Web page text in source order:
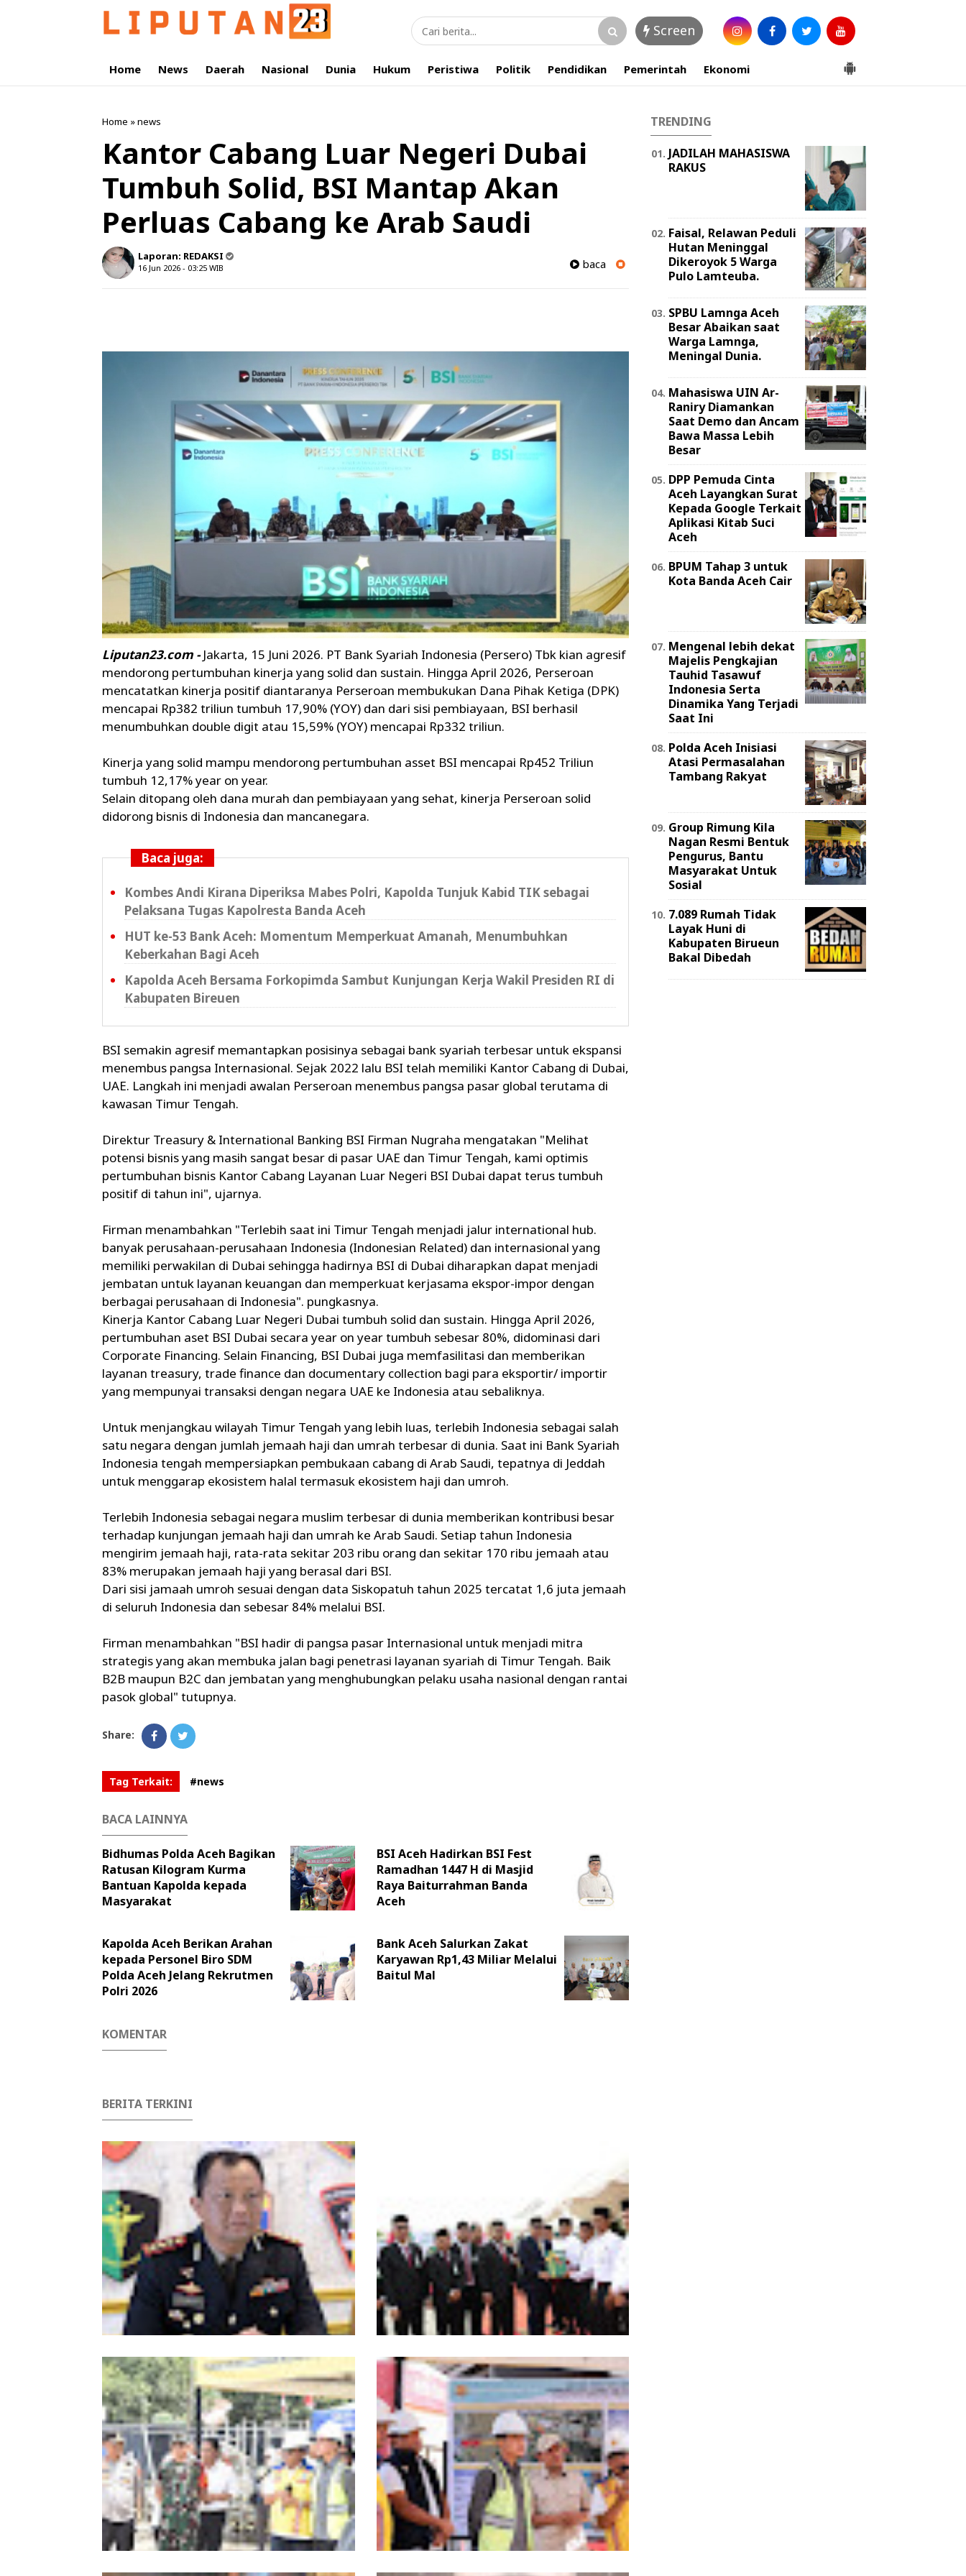
Screen
Home News Daerah Nasional Dunia Hukum Peristiwa Politik Pendidikan Pemerintah Ekonomi
Home »news
Kantor Cabang Luar Negeri Dubai
Tumbuh Solid, BSI Mantap Akan
Perluas Cabang ke Arab Saudi
Laporan: REDAKSI
16 Jun 2026 - 03:25 WIB baca
Liputan23.com -Jakarta, 15 Juni 2026. PT Bank Syariah Indonesia (Persero) Tbk kian agresif
mendorong pertumbuhan kinerja yang solid dan sustain. Hingga April 2026, Perseroan
mencatatkan kinerja positif diantaranya Perseroan membukukan Dana Pihak Ketiga (DPK)
mencapai Rp382 triliun tumbuh 17,90% (YOY) dan dari sisi pembiayaan, BSI berhasil
menumbuhkan double digit atau 15,59% (YOY) mencapai Rp332 triliun.
Kinerja yang solid mampu mendorong pertumbuhan asset BSI mencapai Rp452 Triliun
tumbuh 12,17% year on year.
Selain ditopang oleh dana murah dan pembiayaan yang sehat, kinerja Perseroan solid
didorong bisnis di Indonesia dan mancanegara.
Baca juga:
Kombes Andi Kirana Diperiksa Mabes Polri, Kapolda Tunjuk Kabid TIK sebagai
Pelaksana Tugas Kapolresta Banda Aceh
HUT ke-53 Bank Aceh: Momentum Memperkuat Amanah, Menumbuhkan
Keberkahan Bagi Aceh
Kapolda Aceh Bersama Forkopimda Sambut Kunjungan Kerja Wakil Presiden RI di
Kabupaten Bireuen
BSI semakin agresif memantapkan posisinya sebagai bank syariah terbesar untuk ekspansi
menembus pangsa Internasional. Sejak 2022 lalu BSI telah memiliki Kantor Cabang di Dubai,
UAE. Langkah ini menjadi awalan Perseroan menembus pangsa pasar global terutama di
kawasan Timur Tengah.
Direktur Treasury & International Banking BSI Firman Nugraha mengatakan "Melihat
potensi bisnis yang masih sangat besar di pasar UAE dan Timur Tengah, kami optimis
pertumbuhan bisnis Kantor Cabang Layanan Luar Negeri BSI Dubai dapat terus tumbuh
positif di tahun ini", ujarnya.
Firman menambahkan "Terlebih saat ini Timur Tengah menjadi jalur international hub.
banyak perusahaan-perusahaan Indonesia (Indonesian Related) dan internasional yang
memiliki perwakilan di Dubai sehingga hadirnya BSI di Dubai diharapkan dapat menjadi
jembatan untuk layanan keuangan dan memperkuat kerjasama ekspor-impor dengan
berbagai perusahaan di Indonesia". pungkasnya.
Kinerja Kantor Cabang Luar Negeri Dubai tumbuh solid dan sustain. Hingga April 2026,
pertumbuhan aset BSI Dubai secara year on year tumbuh sebesar 80%, didominasi dari
Corporate Financing. Selain Financing, BSI Dubai juga memfasilitasi dan memberikan
layanan treasury, trade finance dan documentary collection bagi para eksportir/ importir
yang mempunyai transaksi dengan negara UAE ke Indonesia atau sebaliknya.
Untuk menjangkau wilayah Timur Tengah yang lebih luas, terlebih Indonesia sebagai salah
satu negara dengan jumlah jemaah haji dan umrah terbesar di dunia. Saat ini Bank Syariah
Indonesia tengah mempersiapkan pembukaan cabang di Arab Saudi, tepatnya di Jeddah
untuk menggarap ekosistem halal termasuk ekosistem haji dan umroh.
Terlebih Indonesia sebagai negara muslim terbesar di dunia memberikan kontribusi besar
terhadap kunjungan jemaah haji dan umrah ke Arab Saudi. Setiap tahun Indonesia
mengirim jemaah haji, rata-rata sekitar 203 ribu orang dan sekitar 170 ribu jemaah atau
83% merupakan jemaah haji yang berasal dari BSI.
Dari sisi jamaah umroh sesuai dengan data Siskopatuh tahun 2025 tercatat 1,6 juta jemaah
di seluruh Indonesia dan sebesar 84% melalui BSI.
Firman menambahkan "BSI hadir di pangsa pasar Internasional untuk menjadi mitra
strategis yang akan membuka jalan bagi penetrasi layanan syariah di Timur Tengah. Baik
B2B maupun B2C dan jembatan yang menghubungkan pelaku usaha nasional dengan rantai
pasok global" tutupnya.
Share:
Tag Terkait: #news
BACA LAINNYA
Bidhumas Polda Aceh Bagikan
Ratusan Kilogram Kurma
Bantuan Kapolda kepada
Masyarakat
BSI Aceh Hadirkan BSI Fest
Ramadhan 1447 H di Masjid
Raya Baiturrahman Banda
Aceh
Kapolda Aceh Berikan Arahan
kepada Personel Biro SDM
Polda Aceh Jelang Rekrutmen
Polri 2026
Bank Aceh Salurkan Zakat
Karyawan Rp1,43 Miliar Melalui
Baitul Mal
KOMENTAR
BERITA TERKINI
Kombes Andi Kirana Diperiksa Mabes
Polri, Kapolda Tunjuk Kabid TIK sebagai
Pelaksana Tugas Kapolresta Banda Aceh
HUT ke-53 Bank Aceh: Momentum
Memperkuat Amanah, Menumbuhkan
Keberkahan Bagi Aceh
TRENDING
JADILAH MAHASISWA
RAKUS
Faisal, Relawan Peduli
Hutan Meninggal
Dikeroyok 5 Warga
Pulo Lamteuba.
SPBU Lamnga Aceh
Besar Abaikan saat
Warga Lamnga,
Meningal Dunia.
Mahasiswa UIN Ar-
Raniry Diamankan
Saat Demo dan Ancam
Bawa Massa Lebih
Besar
DPP Pemuda Cinta
Aceh Layangkan Surat
Kepada Google Terkait
Aplikasi Kitab Suci
Aceh
BPUM Tahap 3 untuk
Kota Banda Aceh Cair
Mengenal lebih dekat
Majelis Pengkajian
Tauhid Tasawuf
Indonesia Serta
Dinamika Yang Terjadi
Saat Ini
Polda Aceh Inisiasi
Atasi Permasalahan
Tambang Rakyat
Group Rimung Kila
Nagan Resmi Bentuk
Pengurus, Bantu
Masyarakat Untuk
Sosial
7.089 Rumah Tidak
Layak Huni di
Kabupaten Birueun
Bakal Dibedah